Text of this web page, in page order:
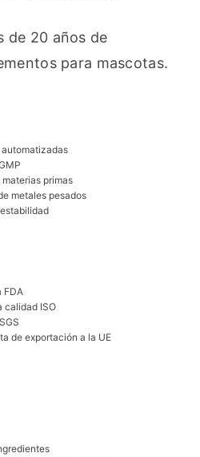
de 20 años de
para mascotas.
primas
metales pesados
FDA
calidad ISO
de exportación a la UE